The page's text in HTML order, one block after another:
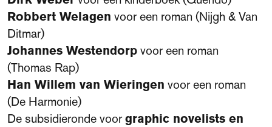
Robbert Welagen voor een roman (Nijgh & Van
Ditmar)
Johannes Westendorpvoor een roman
(Thomas Rap)
Han Willem van Wieringen voor een roman
(De Harmonie)
De subsidieronde voorgraphic novelists en